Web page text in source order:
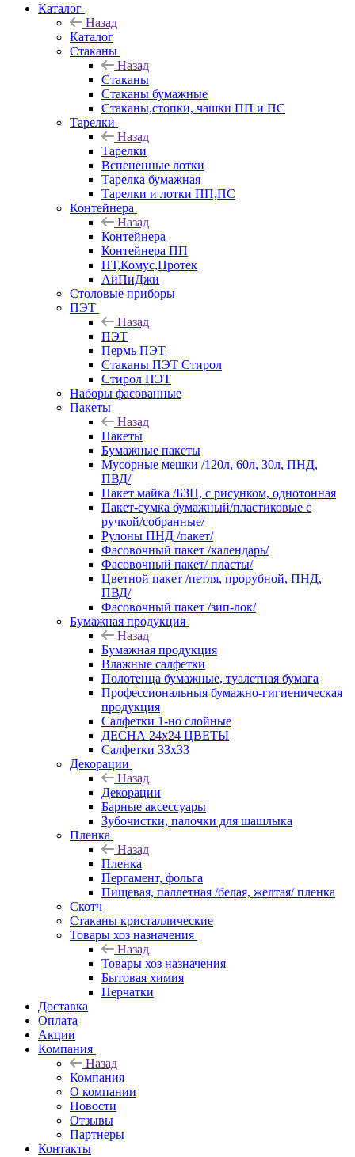
Каталог
Назад
Каталог
Стаканы
Назад
Стаканы
Стаканы бумажные
Стаканы,стопки, чашки ПП и ПС
Тарелки
Назад
Тарелки
Вспененные лотки
Тарелка бумажная
Тарелки и лотки ПП,ПС
Контейнера
Назад
Контейнера
Контейнера ПП
НТ,Комус,Протек
АйПиДжи
Столовые приборы
ПЭТ
Назад
ПЭТ
Пермь ПЭТ
Стаканы ПЭТ Стирол
Стирол ПЭТ
Наборы фасованные
Пакеты
Назад
Пакеты
Бумажные пакеты
Мусорные мешки /120л, 60л, 30л, ПНД,
ПВД/
Пакет майка /БЗП, с рисунком, однотонная
Пакет-сумка бумажный/пластиковые с
ручкой/собранные/
Рулоны ПНД /пакет/
Фасовочный пакет /календарь/
Фасовочный пакет/ пласты/
Цветной пакет /петля, прорубной, ПНД,
ПВД/
Фасовочный пакет /зип-лок/
Бумажная продукция
Назад
Бумажная продукция
Влажные салфетки
Полотенца бумажные, туалетная бумага
Профессиональныя бумажно-гигиеническая
продукция
Салфетки 1-но слойные
ДЕСНА 24х24 ЦВЕТЫ
Салфетки 33х33
Декорации
Назад
Декорации
Барные аксессуары
Зубочистки, палочки для шашлыка
Пленка
Назад
Пленка
Пергамент, фольга
Пищевая, паллетная /белая, желтая/ пленка
Скотч
Стаканы кристаллические
Товары хоз назначения
Назад
Товары хоз назначения
Бытовая химия
Перчатки
Доставка
Оплата
Акции
Компания
Назад
Компания
О компании
Новости
Отзывы
Партнеры
Контакты